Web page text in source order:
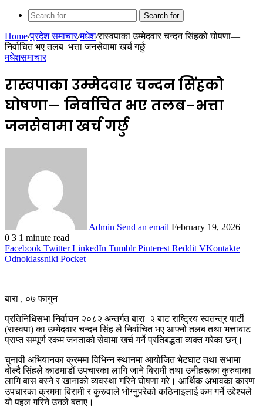
Search for
Home/प्रदेश समाचार/मधेश/रास्वपाका उम्मेदवार चन्दन सिंहको घोषणा—
निर्वाचित भए तलब–भत्ता जनसेवामा खर्च गर्छु
मधेशसमाचार
रास्वपाका उम्मेदवार चन्दन सिंहको
घोषणा— निर्वाचित भए तलब–भत्ता
जनसेवामा खर्च गर्छु
Admin Send an email February 19, 2026
0 3 1 minute read
Facebook Twitter LinkedIn Tumblr Pinterest Reddit VKontakte
Odnoklassniki Pocket
बारा , ०७ फागुन
प्रतिनिधिसभा निर्वाचन २०८२ अन्तर्गत बारा–२ बाट राष्ट्रिय स्वतन्त्र पार्टी
(रास्वपा) का उम्मेदवार चन्दन सिंह ले निर्वाचित भए आफ्नो तलब तथा भत्ताबाट
प्राप्त सम्पूर्ण रकम जनताको सेवामा खर्च गर्ने प्रतिबद्धता व्यक्त गरेका छन्।
चुनावी अभियानका क्रममा विभिन्न स्थानमा आयोजित भेटघाट तथा सभामा
बोल्दै सिंहले काठमाडौं उपचारका लागि जाने बिरामी तथा उनीहरूका कुरुवाका
लागि बास बस्ने र खानाको व्यवस्था गरिने घोषणा गरे। आर्थिक अभावका कारण
उपचारका क्रममा बिरामी र कुरुवाले भोग्नुपरेको कठिनाइलाई कम गर्ने उद्देश्यले
यो पहल गरिने उनले बताए।